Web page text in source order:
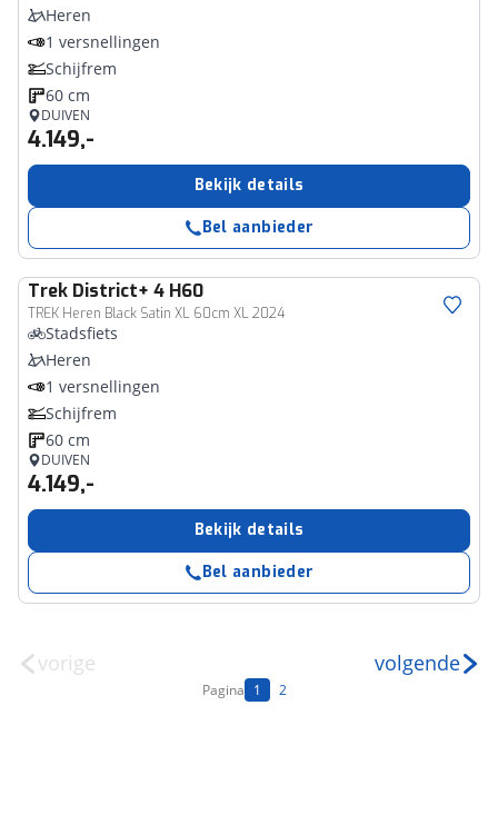
Heren
1 versnellingen
Schijfrem
60 cm
DUIVEN
4.149,-
Bekijk details
Bel aanbieder
Trek District+ 4 H60
TREK Heren Black Satin XL 60cm XL 2024
Stadsfiets
Heren
1 versnellingen
Schijfrem
60 cm
DUIVEN
4.149,-
Bekijk details
Bel aanbieder
vorige
Pagina 1 2
volgende